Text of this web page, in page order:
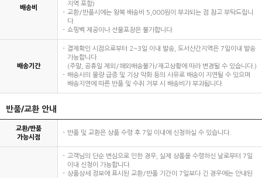
배송비
지역 포함)
교환/반품시에는 왕복 배송비 5,000원이 부과되는 점 참고 부탁드립니
다.
쇼핑백 제공이나 선물포장은 불가합니다.
배송기간
결제확인 시점으로부터 2~3일 이내 발송, 도서산간지역은 7일이내 발송
가능합니다.
(주말, 공휴일 제외/해외배송불가/재고상황에 따라 변경될 수 있습니다.)
배송사의 물량 급증 및 기상 악화 등의 사유로 배송이 지연될 수 있으며
배송지연에 따른 반품 및 수취 거부 시 배송비가 부과됩니다.
반품/교환 안내
교환/반품
가능시점
반품 및 교환은 상품 수령 후 7일 이내에 신청하실 수 있습니다.
고객님의 단순 변심으로 인한 경우, 실제 상품을 수령하신 날로부터 7일
이내 신청이 가능합니다.
상품상세 정보에 표시된 교환/반품 기간이 7일보다 긴 경우에는 안내된